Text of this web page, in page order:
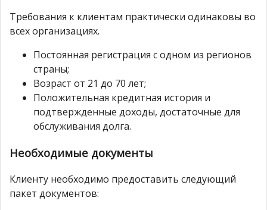
Требования к клиентам практически одинаковы во
всех организациях.
Постоянная регистрация с одном из регионов
страны;
Возраст от 21 до 70 лет;
Положительная кредитная история и
подтвержденные доходы, достаточные для
обслуживания долга.
Необходимые документы
Клиенту необходимо предоставить следующий
пакет документов: